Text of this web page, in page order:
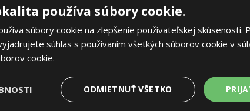
314,23 €
Pirelli P ZERO WINTER 2
používa súbory cookie.
súbory cookie na zlepšenie používateľskej skúsenosti.
súhlas s používaním všetkých súborov cookie v
cookie.
ODMIETNUŤ VŠETKO